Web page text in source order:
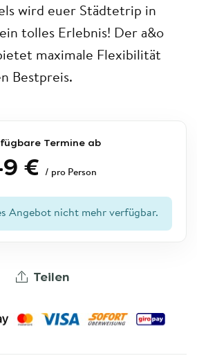
wird euer Städtetrip in
tolles Erlebnis! Der a&o
maximale Flexibilität
Bestpreis.
Termine ab
€ / pro Person
Angebot nicht mehr verfügbar.
Teilen